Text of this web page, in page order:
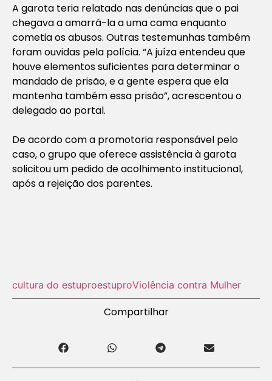
A garota teria relatado nas denúncias que o pai
chegava a amarrá-la a uma cama enquanto
cometia os abusos. Outras testemunhas também
foram ouvidas pela polícia. “A juíza entendeu que
houve elementos suficientes para determinar o
mandado de prisão, e a gente espera que ela
mantenha também essa prisão”, acrescentou o
delegado ao portal.
De acordo com a promotoria responsável pelo
caso, o grupo que oferece assistência à garota
solicitou um pedido de acolhimento institucional,
após a rejeição dos parentes.
cultura do estuproestuproViolência contra Mulher
Compartilhar